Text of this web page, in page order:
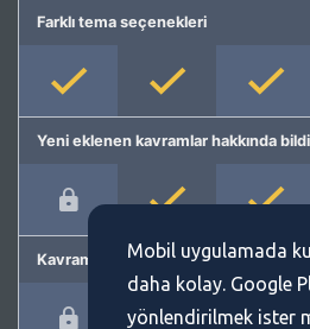
Farklı tema seçenekleri
Yeni eklenen kavramlar hakkında
Kavram önermeMobil uygulamada
daha kolay. Google
yönlendirilmek ister